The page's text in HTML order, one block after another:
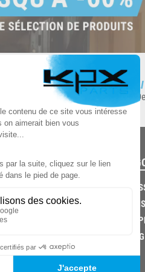
STOCKAGE
en stock
CRÉÉ PARLET'S CLIC